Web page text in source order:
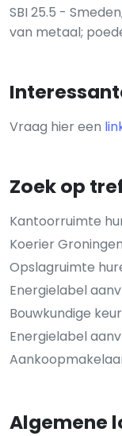
SBI 25.5 -
van metaal;
Vraag hier een
Zoek op
Kantoorruimte
Koerier Groningen
Opslagruimte
Energielabel
Bouwkundige
Energielabel
Algemene